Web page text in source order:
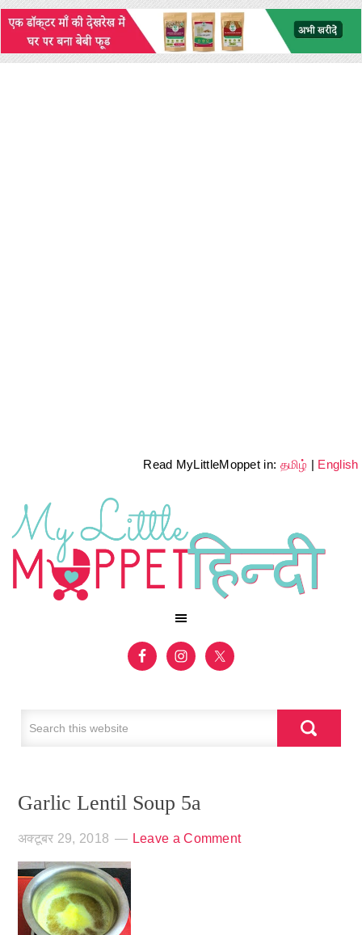
Read MyLittleMoppet in: தமிழ் | English
Garlic Lentil Soup 5a
अक्टूबर 29, 2018 Leave a Comment